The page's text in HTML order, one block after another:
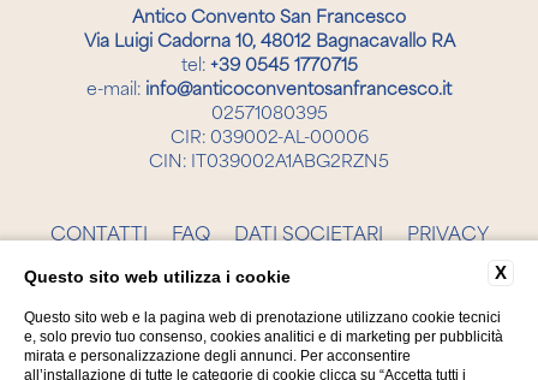
Antico Convento San Francesco
Via Luigi Cadorna 10, 48012 Bagnacavallo RA
tel: +39 0545 1770715
e-mail: info@anticoconventosanfrancesco.it
02571080395
CIR: 039002-AL-00006
CIN: IT039002A1ABG2RZN5
CONTATTI FAQ DATI SOCIETARI
PRIVACY
X
Questo sito web utilizza i cookie
Questo sito web e la pagina web di prenotazione utilizzano cookie tecnici
e, solo previo tuo consenso, cookies analitici e di marketing per pubblicità
mirata e personalizzazione degli annunci. Per acconsentire
all’installazione di tutte le categorie di cookie clicca su “Accetta tutti i